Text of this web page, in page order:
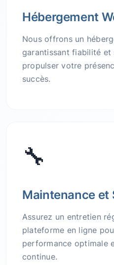
Hébergement
Nous offrons un
garantissant fiabilité et
propulser votre
succès.
🔧
Maintenance et
Assurez un entretien
plateforme en ligne
performance optimale
continue.